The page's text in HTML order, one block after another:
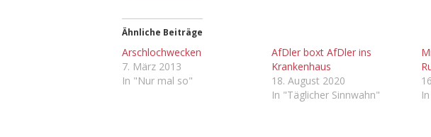
Ähnliche Beiträge
Arschlochwecken
7. März 2013
In "Nur mal so"
AfDler boxt AfDler ins
Krankenhaus
18. August 2020
In "Täglicher Sinnwahn"